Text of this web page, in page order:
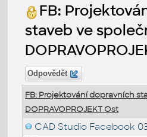
FB:
staveb ve
Odpovědět
FB: Projektování dopravních
DOPRAVOPROJEKT Ost
CAD Studio Facebook